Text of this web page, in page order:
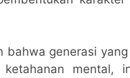
bahwa generasi
ketahanan mental,